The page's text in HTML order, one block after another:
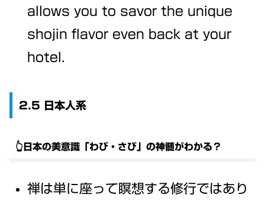
allows you to savor the unique
shojin flavor even back at your
hotel.
2.5 日本人系
👆日本の美意識「わび・さび」の神髄がわかる？
禅は単に座って瞑想する修行ではあり